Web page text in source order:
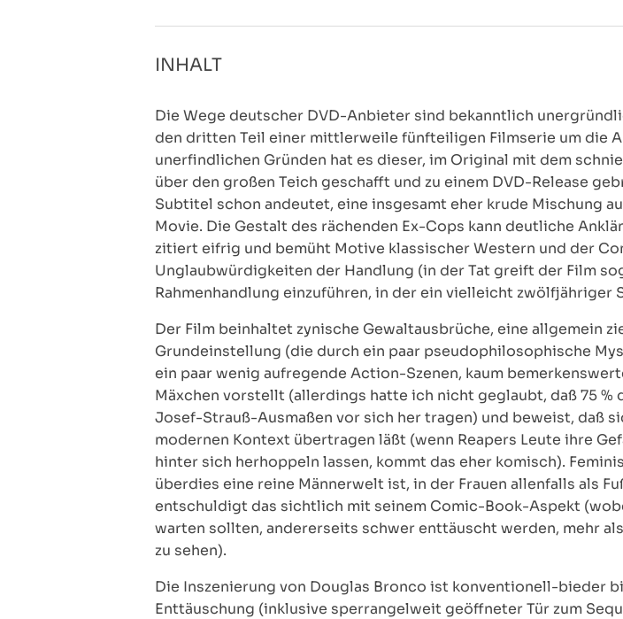
INHALT
Die Wege deutscher DVD-Anbieter sind bekanntlich
den dritten Teil einer mittlerweile fünfteiligen Filmserie um die
unerfindlichen Gründen hat es dieser, im Original mit dem
über den großen Teich geschafft und zu einem DVD-Release
Subtitel schon andeutet, eine insgesamt eher krude Mischung
Movie. Die Gestalt des rächenden Ex-Cops kann deutliche
zitiert eifrig und bemüht Motive klassischer Western und der
Unglaubwürdigkeiten der Handlung (in der Tat greift der Film
Rahmenhandlung einzuführen, in der ein vielleicht
Der Film beinhaltet zynische Gewaltausbrüche, eine allgemein
Grundeinstellung (die durch ein paar pseudophilosophische
ein paar wenig aufregende Action-Szenen, kaum
Mäxchen vorstellt (allerdings hatte ich nicht geglaubt, daß 75
Josef-Strauß-Ausmaßen vor sich her tragen) und beweist, daß
modernen Kontext übertragen läßt (wenn Reapers Leute ihre
hinter sich herhoppeln lassen, kommt das eher komisch).
überdies eine reine Männerwelt ist, in der Frauen allenfalls als
entschuldigt das sichtlich mit seinem Comic-Book-Aspekt
warten sollten, andererseits schwer enttäuscht werden, mehr
zu sehen).
Die Inszenierung von Douglas Bronco ist konventionell-bieder
Enttäuschung (inklusive sperrangelweit geöffneter Tür zum